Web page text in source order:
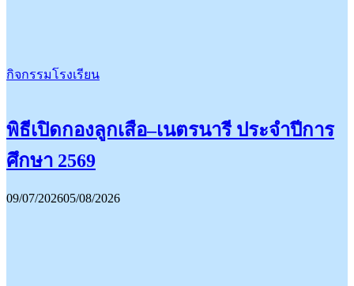
กิจกรรมโรงเรียน
พิธีเปิดกองลูกเสือ–เนตรนารี ประจำปีการ
ศึกษา 2569
09/07/202605/08/2026